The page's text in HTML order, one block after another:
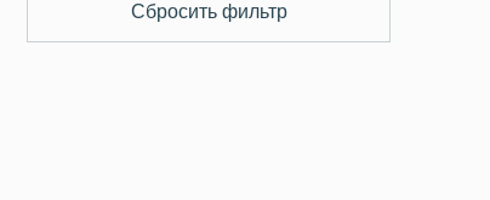
Сбросить фильтр